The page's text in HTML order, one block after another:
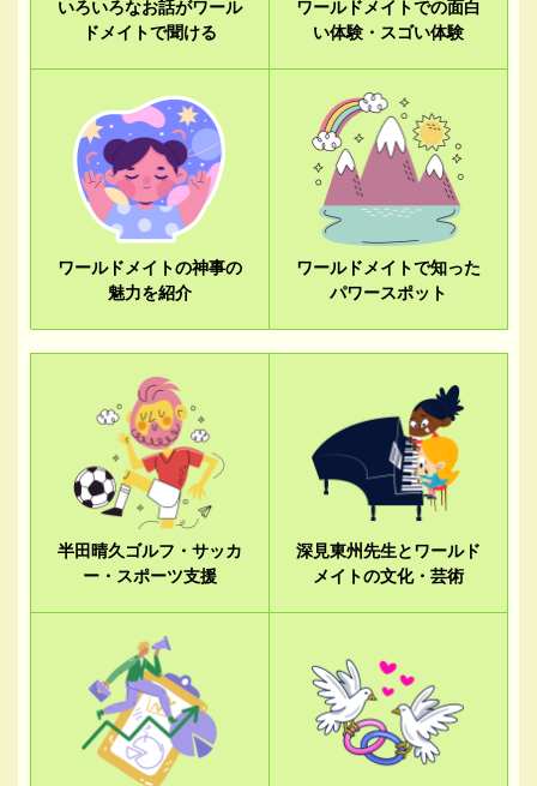
いろいろなお話がワール
ドメイトで聞ける
ワールドメイトでの面白
い体験・スゴい体験
ワールドメイトの神事の
魅力を紹介
ワールドメイトで知った
パワースポット
半田晴久ゴルフ・サッカ
ー・スポーツ支援
深見東州先生とワールド
メイトの文化・芸術